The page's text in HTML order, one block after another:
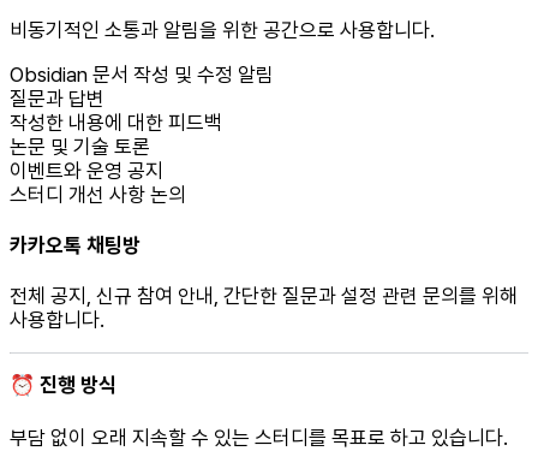
비동기적인 소통과 알림을 위한 공간으로 사용합니다.
Obsidian 문서 작성 및 수정 알림
질문과 답변
작성한 내용에 대한 피드백
논문 및 기술 토론
이벤트와 운영 공지
스터디 개선 사항 논의
카카오톡 채팅방
전체 공지, 신규 참여 안내, 간단한 질문과 설정 관련 문의를 위해
사용합니다.
⏰ 진행 방식
부담 없이 오래 지속할 수 있는 스터디를 목표로 하고 있습니다.